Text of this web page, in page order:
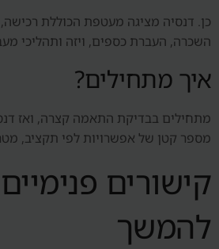
כן. דנסיה מציגה מעטפת הכוללת רכישה,
השכרה, העברת כספים, ויזה ותהליכי
איך מתחילים?
מתחילים בבדיקת התאמה קצרה, ואז
מספר קטן של אפשרויות לפי תקציב,
קישורים
להמשך